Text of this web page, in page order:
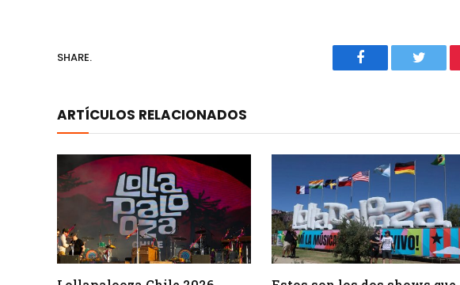
SHARE. Facebook Twitter
ARTÍCULOS RELACIONADOS